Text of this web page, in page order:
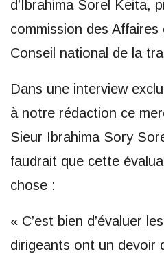
d’Ibrahima Sorel Keita,
commission des Affaires
Conseil national de la
Dans une interview
à notre rédaction ce
Sieur Ibrahima Sory
faudrait que cette
chose :
« C’est bien d’évaluer
dirigeants ont un devoir